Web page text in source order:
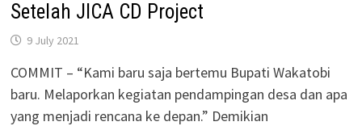
Setelah JICA CD Project
9 July 2021
COMMIT – “Kami baru saja bertemu Bupati Wakatobi
baru. Melaporkan kegiatan pendampingan desa dan apa
yang menjadi rencana ke depan.” Demikian